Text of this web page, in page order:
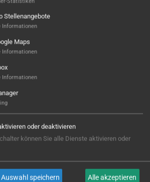
der Anlage an den…
Stellenangebote
Informationen
Maps
Informationen
Informationen
oder deaktivieren
können Sie alle Dienste aktivieren oder
Auswahl speichern Alle akzeptieren